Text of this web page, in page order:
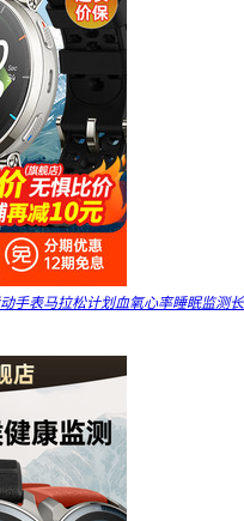
手表马拉松计划血氧心率睡眠监测长